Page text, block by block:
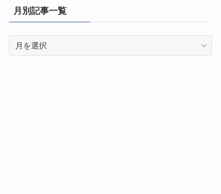
県
別
一
月別記事一覧